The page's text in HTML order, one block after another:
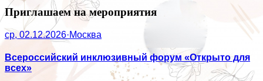
Приглашаем на мероприятия
ср, 02.12.2026·Москва
Всероссийский инклюзивный форум «Открыто для
всех»